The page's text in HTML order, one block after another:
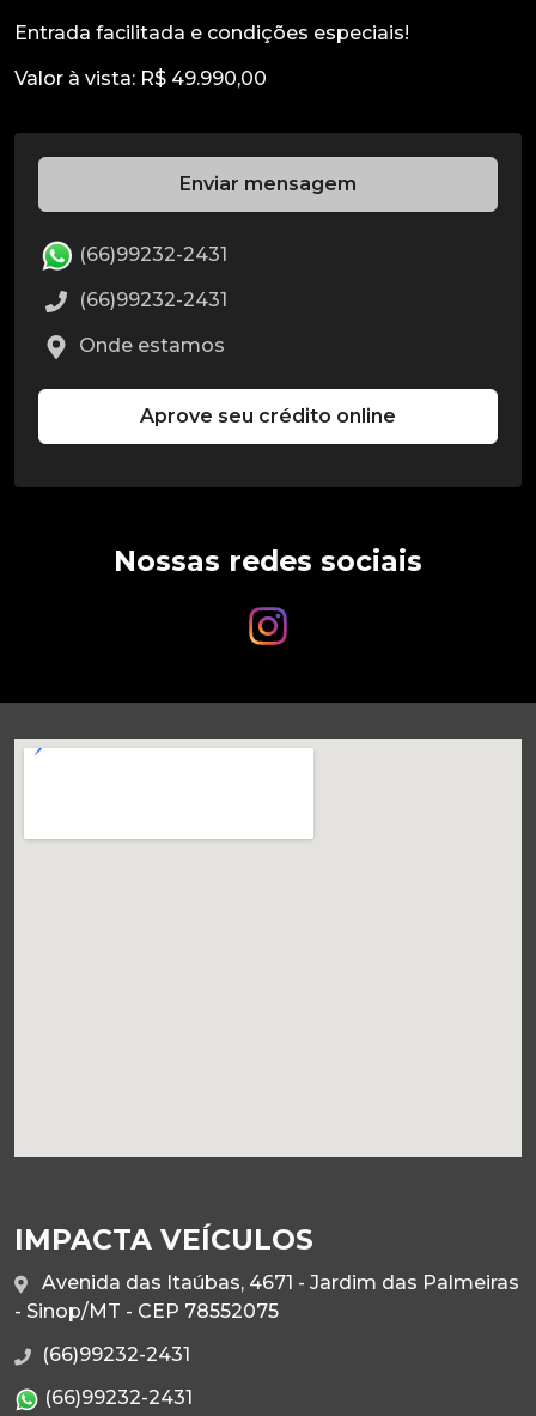
Entrada facilitada e condições especiais!
Enviar mensagem
(66)99232-2431
(66)99232-2431
Onde estamos
Aprove seu crédito online
Nossas redes sociais
IMPACTA VEÍCULOS
Avenida das Itaúbas, 4671 - Jardim das Palmeiras
- Sinop/MT - CEP 78552075
(66)99232-2431
(66)99232-2431